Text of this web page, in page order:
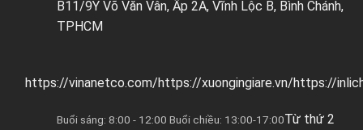
B11/9Y Võ Văn Vân, Ấp 2A, Vĩnh Lộc B, Bình Chánh,
TPHCM
https://vinanetco.com/https://xuongingiare.vn/https://
Buổi sáng: 8:00 - 12:00 Buổi chiều: 13:00-17:00Từ thứ 2